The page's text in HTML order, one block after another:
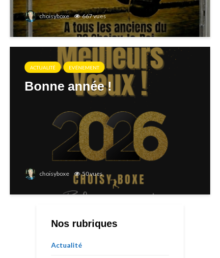
choisyboxe 667 vues
ACTUALITÉ EVÉNEMENT
Bonne année !
choisyboxe 50 vues
Nos rubriques
Actualité